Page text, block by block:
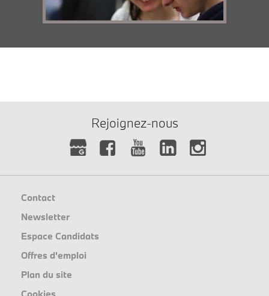
Rejoignez-nous
Contact
Newsletter
Espace Candidats
Offres d'emploi
Plan du site